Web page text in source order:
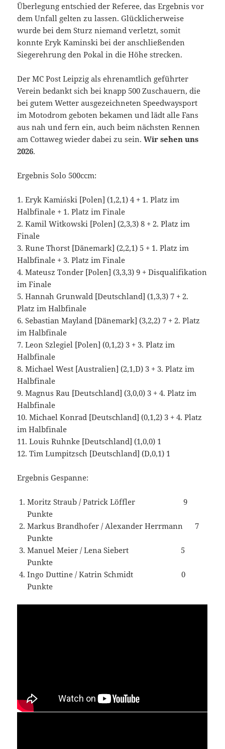
Überlegung entschied der Referee, das Ergebnis vor
dem Unfall gelten zu lassen. Glücklicherweise
wurde bei dem Sturz niemand verletzt, somit
konnte Eryk Kaminski bei der anschließenden
Siegerehrung den Pokal in die Höhe strecken.
Der MC Post Leipzig als ehrenamtlich geführter
Verein bedankt sich bei knapp 500 Zuschauern, die
bei gutem Wetter ausgezeichneten Speedwaysport
im Motodrom geboten bekamen und lädt alle Fans
aus nah und fern ein, auch beim nächsten Rennen
am Cottaweg wieder dabei zu sein.Wir sehen uns
2026.
Ergebnis Solo 500ccm:
1. Eryk Kamiński [Polen] (1,2,1) 4 + 1. Platz im
Halbfinale + 1. Platz im Finale
2. Kamil Witkowski [Polen] (2,3,3) 8 + 2. Platz im
Finale
3. Rune Thorst [Dänemark] (2,2,1) 5 + 1. Platz im
Halbfinale + 3. Platz im Finale
4. Mateusz Tonder [Polen] (3,3,3) 9 + Disqualifikation
im Finale
5. Hannah Grunwald [Deutschland] (1,3,3) 7 + 2.
Platz im Halbfinale
6. Sebastian Mayland [Dänemark] (3,2,2) 7 + 2. Platz
im Halbfinale
7. Leon Szlegiel [Polen] (0,1,2) 3 + 3. Platz im
Halbfinale
8. Michael West [Australien] (2,1,D) 3 + 3. Platz im
Halbfinale
9. Magnus Rau [Deutschland] (3,0,0) 3 + 4. Platz im
Halbfinale
10. Michael Konrad [Deutschland] (0,1,2) 3 + 4. Platz
im Halbfinale
11. Louis Ruhnke [Deutschland] (1,0,0) 1
12. Tim Lumpitzsch [Deutschland] (D,0,1) 1
Ergebnis Gespanne:
Moritz Straub / Patrick Löffler 9
Punkte
Markus Brandhofer / Alexander Herrmann 7
Punkte
Manuel Meier / Lena Siebert 5
Punkte
Ingo Duttine / Katrin Schmidt 0
Punkte